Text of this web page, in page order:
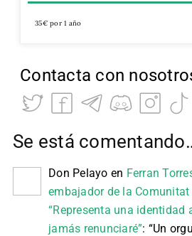
35€ por 1 año
Contacta con
Se está
Don Pelayo en Ferran
embajador de la Comunitat
“Representa una identidad
jamás renunciaré”: “Un